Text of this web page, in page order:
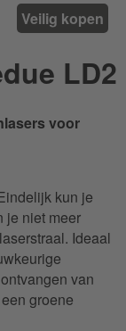
Veilig kopen
LD2
voor
kun je
je niet meer
Ideaal
van
groene